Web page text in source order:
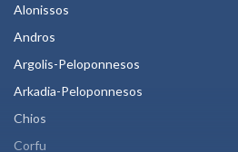
Alonissos
Andros
Argolis-Peloponnesos
Arkadia-Peloponnesos
Chios
Corfu